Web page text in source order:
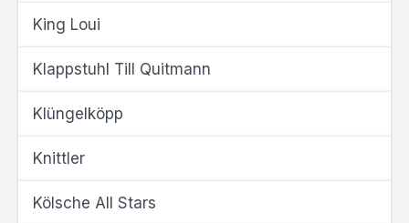
King Loui
Klappstuhl Till Quitmann
Klüngelköpp
Knittler
Kölsche All Stars